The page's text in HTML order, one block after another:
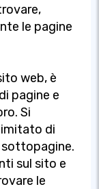
le pagine
web, è
pagine e
Si
di
sottopagine.
sul sito e
le